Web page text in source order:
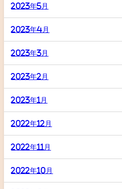
2023年5月
2023年4月
2023年3月
2023年2月
2023年1月
2022年12月
2022年11月
2022年10月